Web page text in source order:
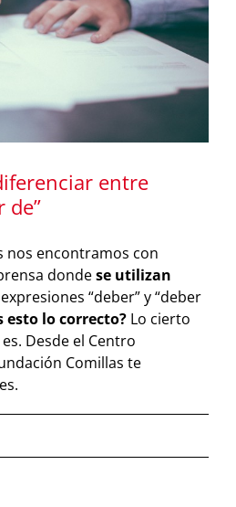
entre
de”
nos encontramos con
dondese utilizan
“deber” y “deber
esto lo correcto? Lo cierto
Desde el Centro
Comillas te